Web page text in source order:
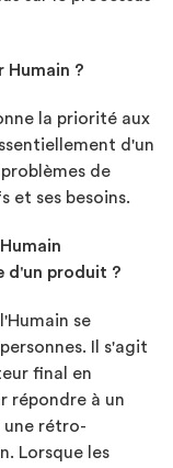
Humain ?
la priorité aux
d'un
de
et ses besoins.
d'un produit ?
se
Il s'agit
final en
répondre à un
une rétro-
Lorsque les